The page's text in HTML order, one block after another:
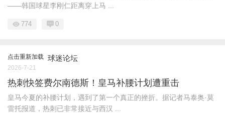
——韩国球星李刚仁距离穿上马 ...
774 0
点击重新加载 球迷论坛
2026-7-21
热刺快签费尔南德斯！皇马补腰计划遭重击
皇马今夏的补腰计划，遇到了第一个真正的挫折。据记者马泰奥·莫
雷托报道，热刺已非常接近与西汉 ...